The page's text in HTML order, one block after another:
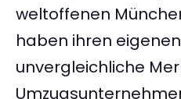
weltoffenen
haben ihren
unvergleichliche